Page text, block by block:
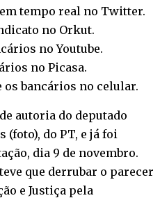
tempo real no Twitter.
no Orkut.
noYoutube.
no Picasa.
os bancários no celular.
autoria do deputado
(foto), do PT, e já foi
dia 9 de novembro.
que derrubar o parecer
e Justiça pela